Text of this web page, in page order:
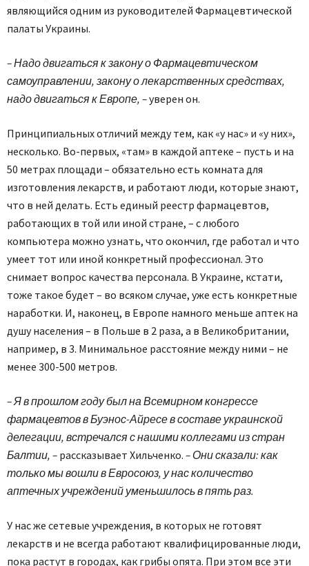
являющийся одним из руководителей Фармацевтической
палаты Украины.
– Надо двигаться к закону о Фармацевтическом
самоуправлении, закону о лекарственных средствах,
надо двигаться к Европе, –уверен он.
Принципиальных отличий между тем, как «у нас» и «у них»,
несколько. Во-первых, «там» в каждой аптеке – пусть и на
50 метрах площади – обязательно есть комната для
изготовления лекарств, и работают люди, которые знают,
что в ней делать. Есть единый реестр фармацевтов,
работающих в той или иной стране, – с любого
компьютера можно узнать, что окончил, где работал и что
умеет тот или иной конкретный профессионал. Это
снимает вопрос качества персонала. В Украине, кстати,
тоже такое будет – во всяком случае, уже есть конкретные
наработки. И, наконец, в Европе намного меньше аптек на
душу населения – в Польше в 2 раза, а в Великобритании,
например, в 3. Минимальное расстояние между ними – не
менее 300-500 метров.
– Я в прошлом году был на Всемирном конгрессе
фармацевтов в Буэнос-Айресе в составе украинской
делегации, встречался с нашими коллегами из стран
Балтии, – рассказывает Хильченко. – Они сказали: как
только мы вошли в Евросоюз, у нас количество
аптечных учреждений уменьшилось в пять раз.
У нас же сетевые учреждения, в которых не готовят
лекарств и не всегда работают квалифицированные люди,
пока растут в городах, как грибы опята. При этом все эти